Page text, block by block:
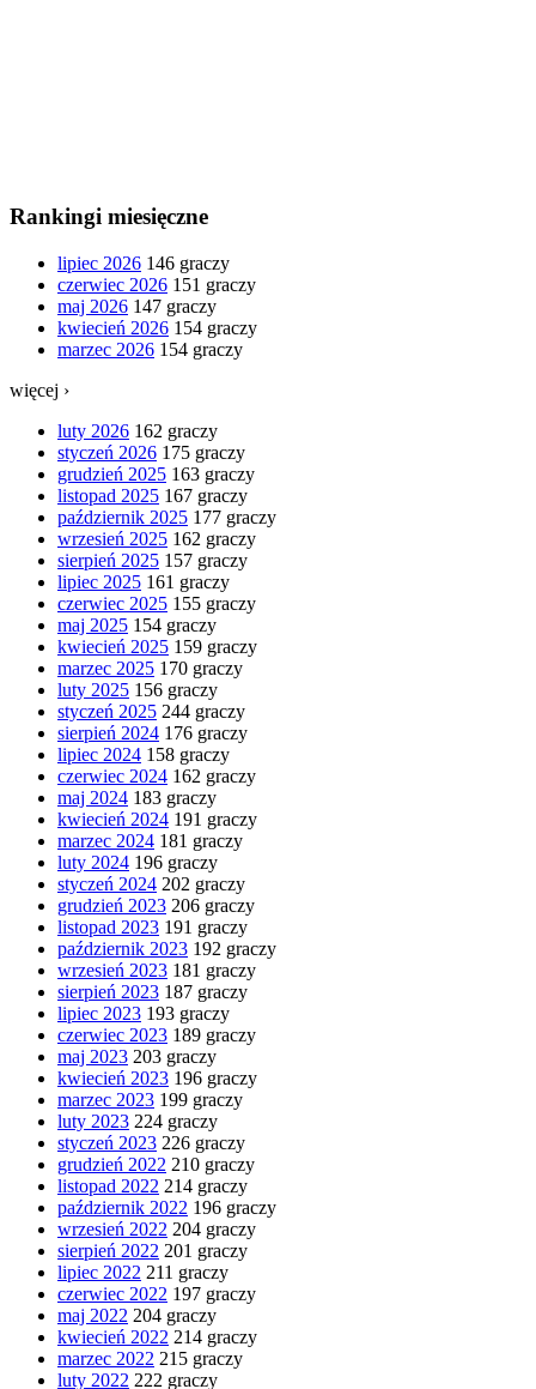
Rankingi miesięczne
lipiec 2026 146 graczy
czerwiec 2026 151 graczy
maj 2026 147 graczy
kwiecień 2026 154 graczy
marzec 2026 154 graczy
więcej ›
luty 2026 162 graczy
styczeń 2026 175 graczy
grudzień 2025 163 graczy
listopad 2025 167 graczy
październik 2025 177 graczy
wrzesień 2025 162 graczy
sierpień 2025 157 graczy
lipiec 2025 161 graczy
czerwiec 2025 155 graczy
maj 2025 154 graczy
kwiecień 2025 159 graczy
marzec 2025 170 graczy
luty 2025 156 graczy
styczeń 2025 244 graczy
sierpień 2024 176 graczy
lipiec 2024 158 graczy
czerwiec 2024 162 graczy
maj 2024 183 graczy
kwiecień 2024 191 graczy
marzec 2024 181 graczy
luty 2024 196 graczy
styczeń 2024 202 graczy
grudzień 2023 206 graczy
listopad 2023 191 graczy
październik 2023 192 graczy
wrzesień 2023 181 graczy
sierpień 2023 187 graczy
lipiec 2023 193 graczy
czerwiec 2023 189 graczy
maj 2023 203 graczy
kwiecień 2023 196 graczy
marzec 2023 199 graczy
luty 2023 224 graczy
styczeń 2023 226 graczy
grudzień 2022 210 graczy
listopad 2022 214 graczy
październik 2022 196 graczy
wrzesień 2022 204 graczy
sierpień 2022 201 graczy
lipiec 2022 211 graczy
czerwiec 2022 197 graczy
maj 2022 204 graczy
kwiecień 2022 214 graczy
marzec 2022 215 graczy
luty 2022 222 graczy